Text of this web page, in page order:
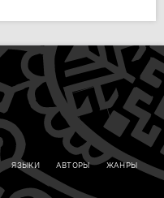
ЯЗЫКИ АВТОРЫ ЖАНРЫ